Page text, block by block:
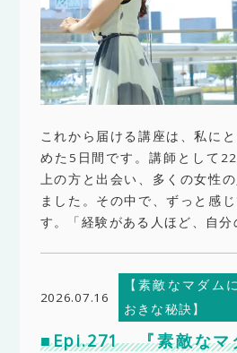
これから届ける講座は、私に
めた5日間です。講師として
上の方と出会い、多くの女性
ました。その中で、ずっと感
す。「経験がある人ほど、自
2026.07.16
【素敵なマダム
おきな秘訣】
■Epi.271 『素敵なマ